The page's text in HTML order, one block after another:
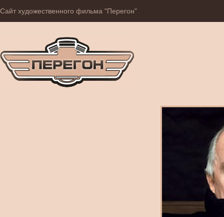
Сайт художественного фильма "Перегон"